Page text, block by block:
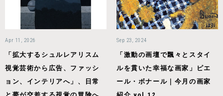
Apr 11, 2026
「拡大するシュルレアリスム
視覚芸術から広告、ファッシ
ョン、インテリアへ」、日常
Sep 23, 2024
「激動の画壇で飄々とスタイ
ルを貫いた幸福な画家」ピエ
ール・ボナール｜今月の画家